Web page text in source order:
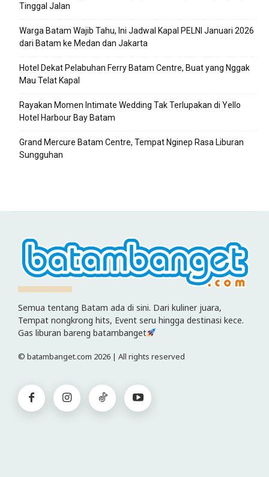
Tinggal Jalan
Warga Batam Wajib Tahu, Ini Jadwal Kapal PELNI Januari 2026
dari Batam ke Medan dan Jakarta
Hotel Dekat Pelabuhan Ferry Batam Centre, Buat yang Nggak
Mau Telat Kapal
Rayakan Momen Intimate Wedding Tak Terlupakan di Yello
Hotel Harbour Bay Batam
Grand Mercure Batam Centre, Tempat Nginep Rasa Liburan
Sungguhan
Semua tentang Batam ada di sini. Dari kuliner juara,
Tempat nongkrong hits, Event seru hingga destinasi kece.
Gas liburan bareng batambanget
© batambanget.com 2026 | All rights reserved